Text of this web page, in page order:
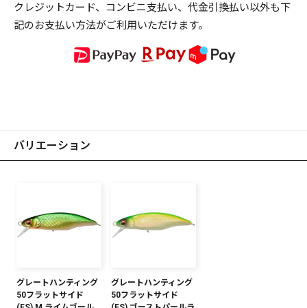
クレジットカード、コンビニ支払い、代金引換払い以外も下
記のお支払い方法がご利用いただけます。
バリエーション
グレートハンティング
50フラットサイド
グレートハンティング
50フラットサイド